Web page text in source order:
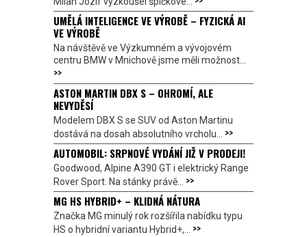
UMĚLÁ INTELIGENCE VE VÝROBĚ – FYZICKÁ AI
VE VÝROBĚ
Na návštěvě ve Výzkumném a vývojovém
centru BMW v Mnichově jsme měli možnost...
>>
ASTON MARTIN DBX S – OHROMÍ, ALE
NEVYDĚSÍ
Modelem DBX S se SUV od Aston Martinu
dostává na dosah absolutního vrcholu... >>
AUTOMOBIL: SRPNOVÉ VYDÁNÍ JIŽ V PRODEJI!
Goodwood, Alpine A390 GT i elektrický Range
Rover Sport. Na stánky právě... >>
MG HS HYBRID+ – KLIDNÁ NÁTURA
Značka MG minulý rok rozšířila nabídku typu
HS o hybridní variantu Hybrid+,... >>